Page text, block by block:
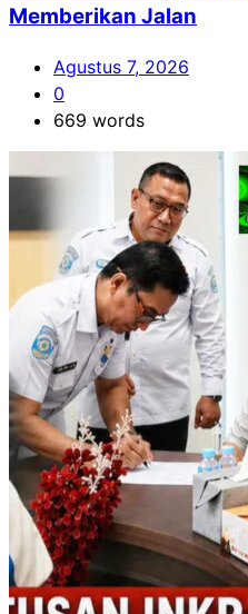
Memberikan Jalan
Agustus 7, 2026
0
669 words